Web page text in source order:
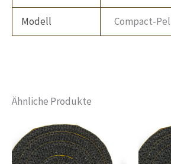
Modell Compact-
Ähnliche Produkte